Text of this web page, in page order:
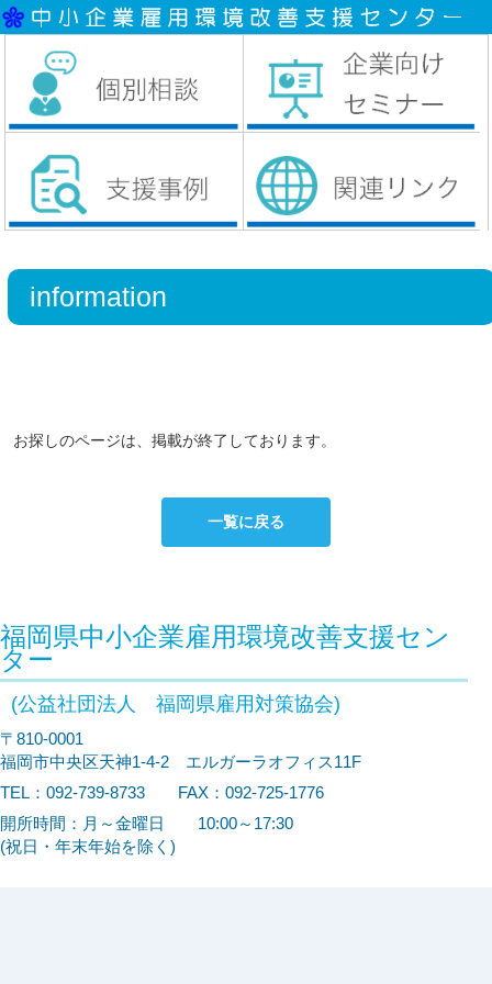
information
お探しのページは、掲載が終了しております。
一覧に戻る
福岡県中小企業雇用環境改善支援セン
ター
(公益社団法人 福岡県雇用対策協会)
〒810-0001
福岡市中央区天神1-4-2 エルガーラオフィス11F
TEL：092-739-8733 FAX：092-725-1776
開所時間：月～金曜日 10:00～17:30
(祝日・年末年始を除く)